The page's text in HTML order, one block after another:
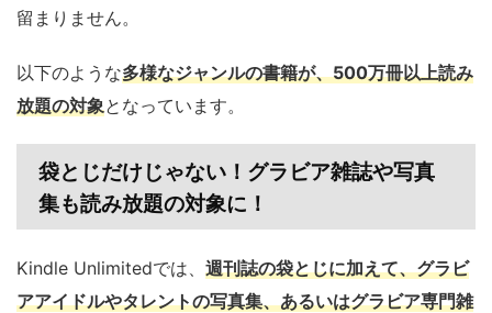
留まりません。
以下のような多様なジャンルの書籍が、500万冊以上読み
放題の対象となっています。
袋とじだけじゃない！グラビア雑誌や写真
集も読み放題の対象に！
Kindle Unlimitedでは、 週刊誌の袋とじに加えて、グラビ
アアイドルやタレントの写真集、あるいはグラビア専門雑